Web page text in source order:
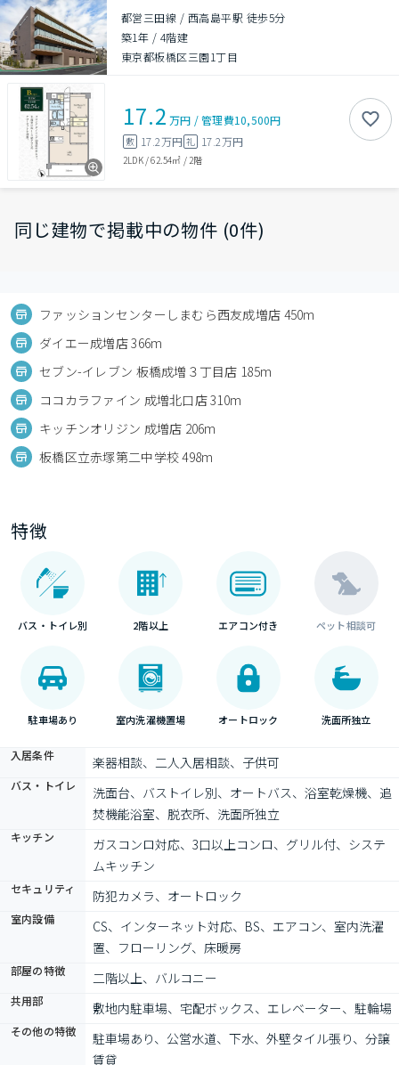
都営三田線 / 西高島平駅 徒歩5分
築1年 / 4階建
東京都板橋区三園1丁目
17.2 万円 /管理費10,500円
敷 17.2万円 礼 17.2万円
2LDK/62.54㎡ / 2階
同じ建物で掲載中の物件 (0件)
ファッションセンターしまむら西友成増店 450m
ダイエー成増店 366m
セブン-イレブン 板橋成増３丁目店 185m
ココカラファイン 成増北口店 310m
キッチンオリジン 成増店 206m
板橋区立赤塚第二中学校 498m
特徴
バス・トイレ別 2階以上 エアコン付き ペット相談可
駐車場あり 室内洗濯機置場 オートロック 洗面所独立
入居条件 楽器相談、二人入居相談、子供可
バス・トイレ
洗面台、バストイレ別、オートバス、浴室乾燥機、追
焚機能浴室、脱衣所、洗面所独立
キッチン
ガスコンロ対応、3口以上コンロ、グリル付、システ
ムキッチン
セキュリティ 防犯カメラ、オートロック
室内設備
CS、インターネット対応、BS、エアコン、室内洗濯
置、フローリング、床暖房
部屋の特徴 二階以上、バルコニー
共用部 敷地内駐車場、宅配ボックス、エレベーター、駐輪場
その他の特徴
駐車場あり、公営水道、下水、外壁タイル張り、分譲
賃貸